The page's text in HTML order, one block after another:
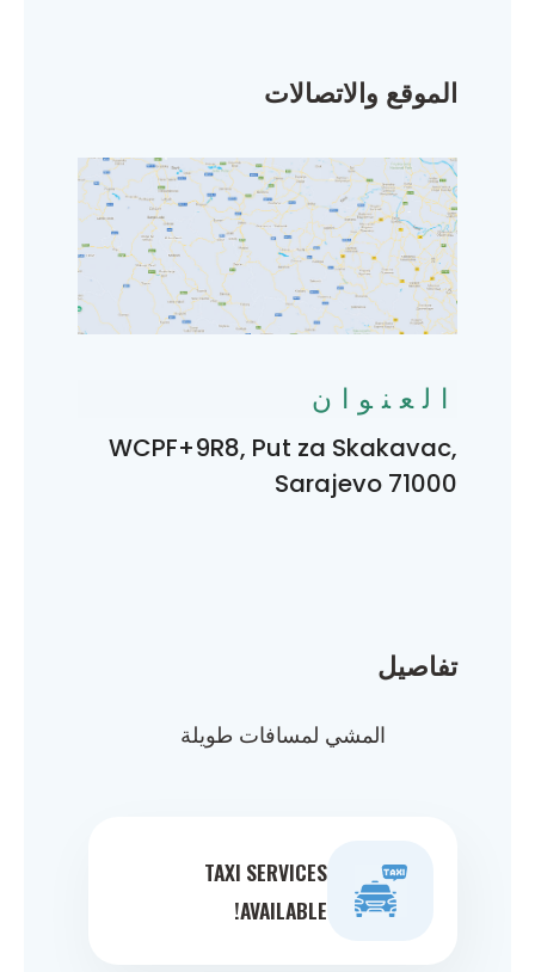
تفاصيل
المشي لمسافات طويلة
TAXI SERVICES
AVAILABLE!
الموقع والاتصالات
العنوان
WCPF+9R8, Put za Skakavac,
Sarajevo 71000